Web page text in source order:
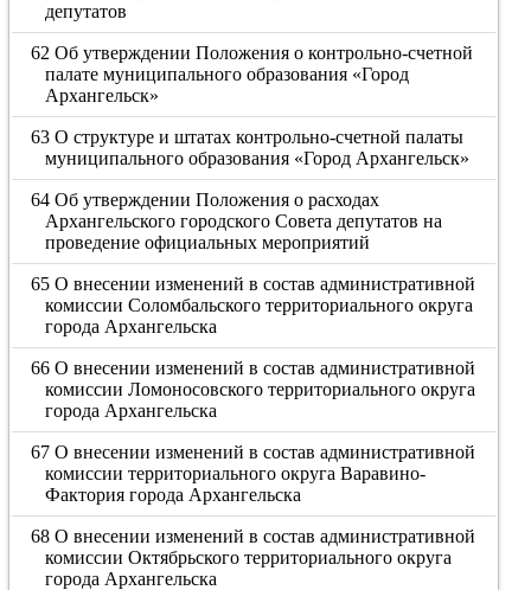
депутатов
62 Об утверждении Положения о контрольно-счетной
палате муниципального образования «Город
Архангельск»
63 О структуре и штатах контрольно-счетной палаты
муниципального образования «Город Архангельск»
64 Об утверждении Положения о расходах
Архангельского городского Совета депутатов на
проведение официальных мероприятий
65 О внесении изменений в состав административной
комиссии Соломбальского территориального округа
города Архангельска
66 О внесении изменений в состав административной
комиссии Ломоносовского территориального округа
города Архангельска
67 О внесении изменений в состав административной
комиссии территориального округа Варавино-
Фактория города Архангельска
68 О внесении изменений в состав административной
комиссии Октябрьского территориального округа
города Архангельска